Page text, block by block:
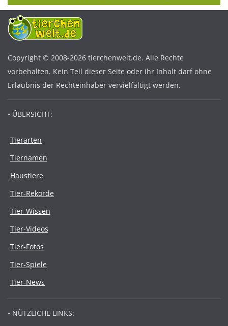
Copyright © 2008-2026 tierchenwelt.de. Alle Rechte
vorbehalten. Kein Teil dieser Seite oder ihr Inhalt darf ohne
Erlaubnis der Rechteinhaber vervielfältigt werden.
• ÜBERSICHT:
Tierarten
Tiernamen
Haustiere
Tier-Rekorde
Tier-Wissen
Tier-Videos
Tier-Fotos
Tier-Spiele
Tier-News
• NÜTZLICHE LINKS: